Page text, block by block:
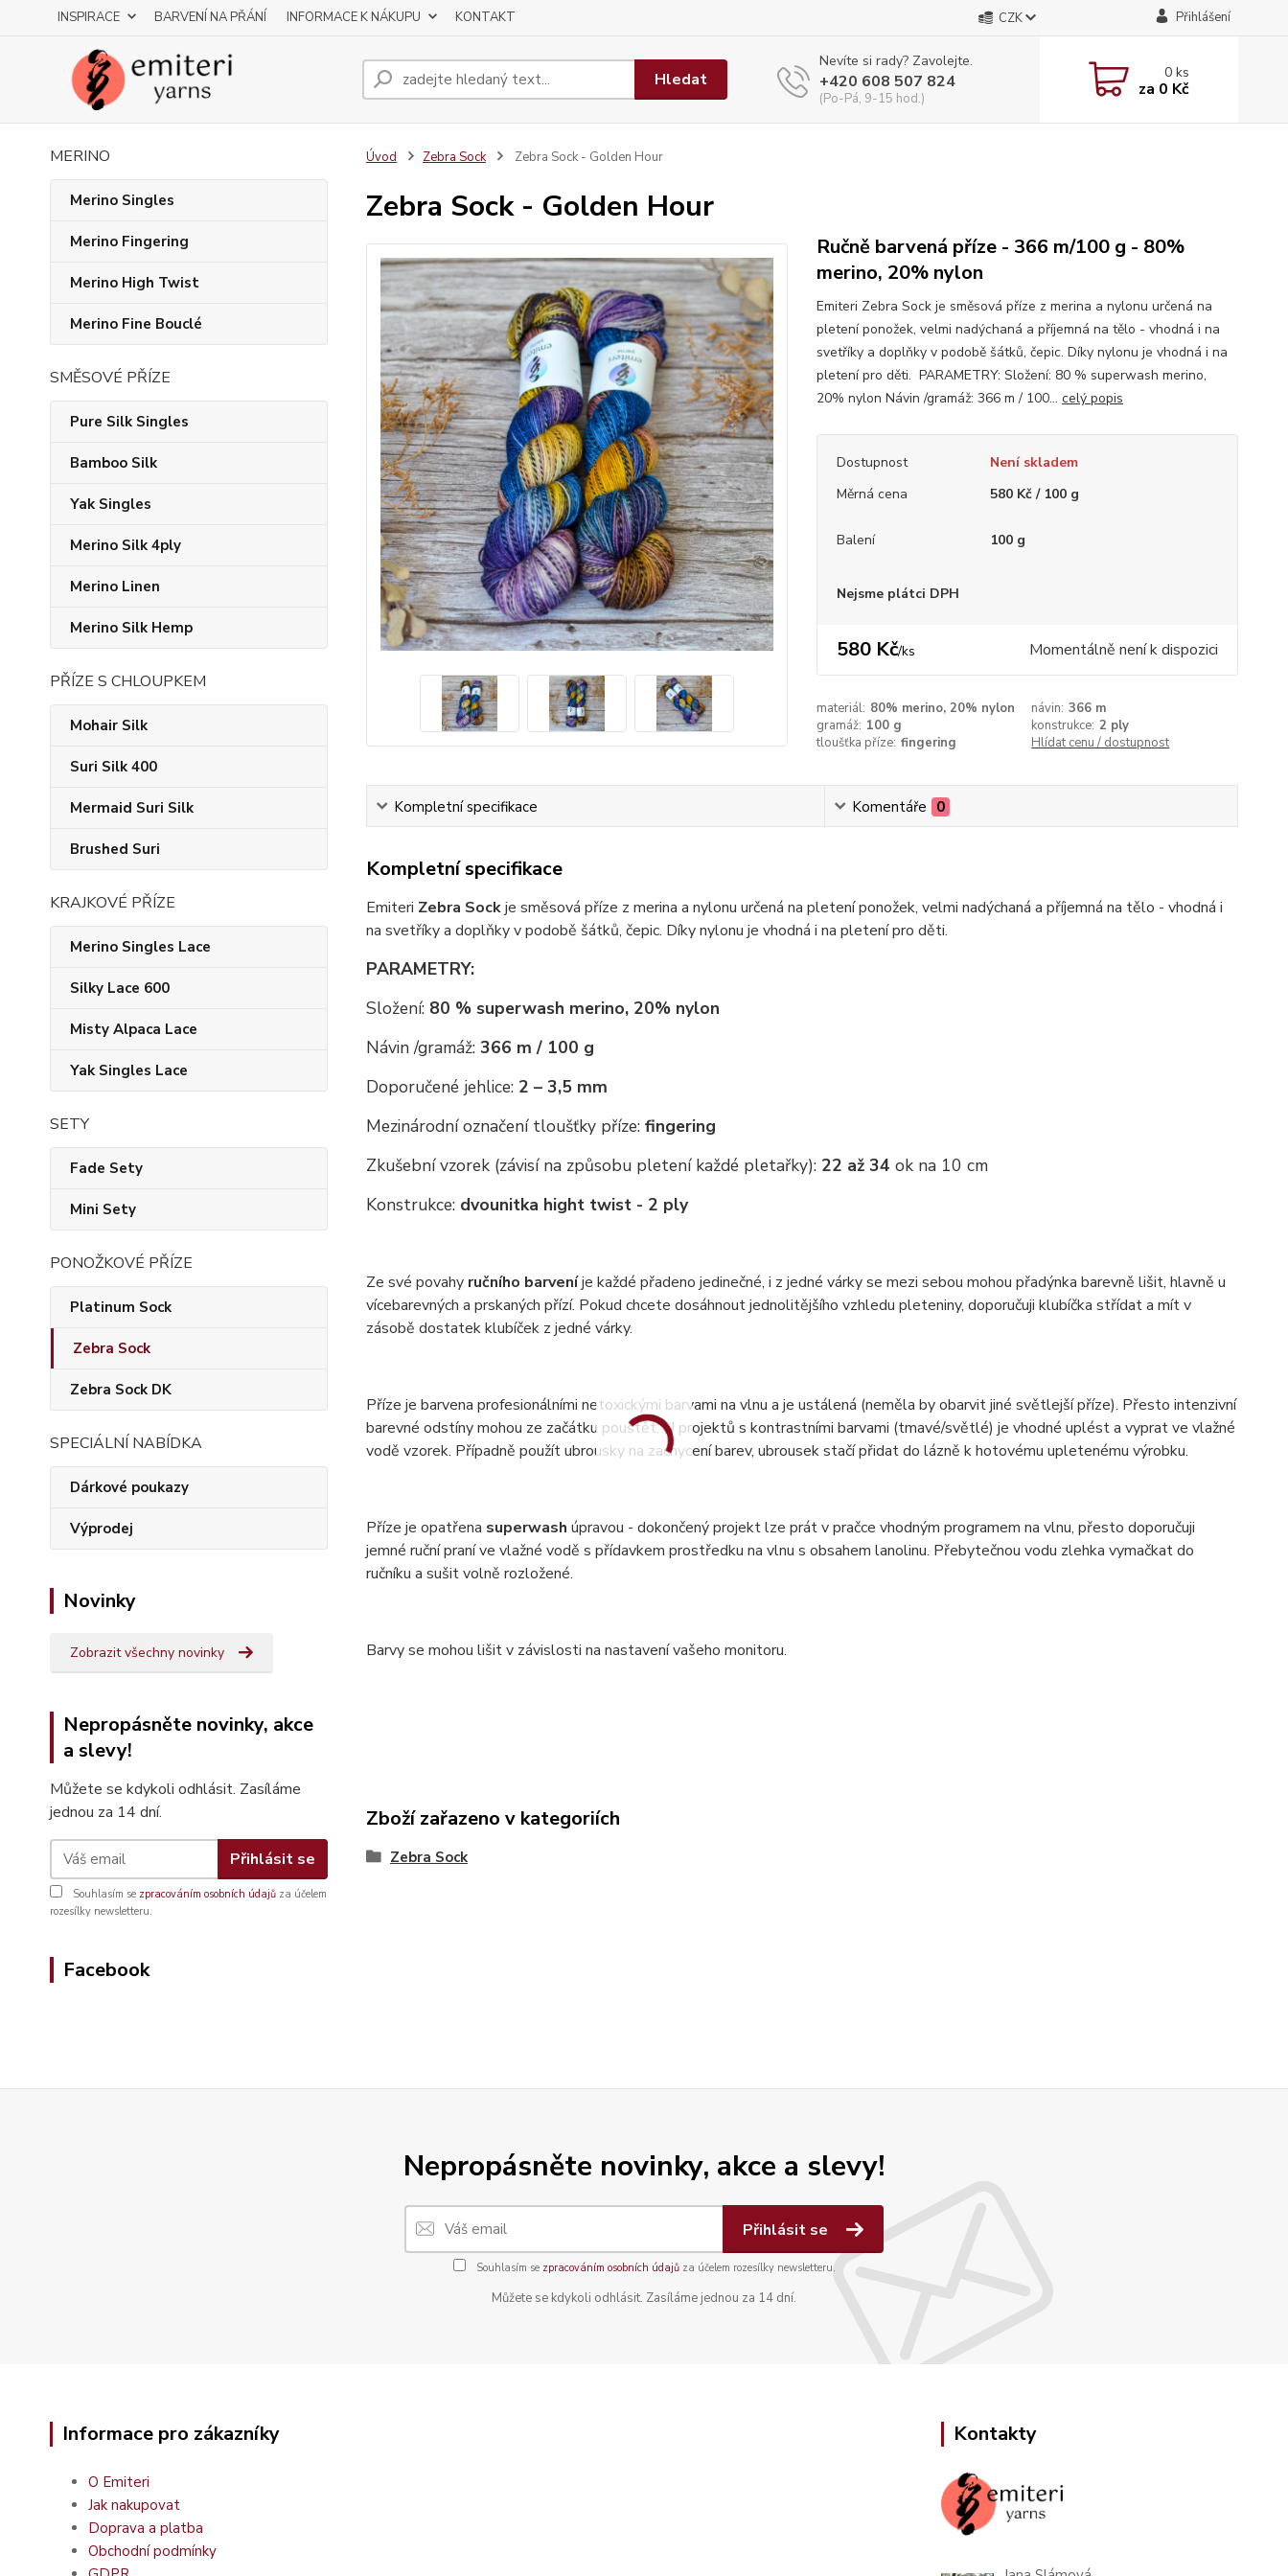
INSPIRACE BARVENÍ NA PŘÁNÍ INFORMACE K NÁKUPU KONTAKT CZK Přihlášení
Hledat
Nevíte si rady? Zavolejte.
+420 608 507 824
(Po-Pá, 9-15 hod.)
0ks
za 0 Kč
MERINO
Merino Singles
Merino Fingering
Merino High Twist
Merino Fine Bouclé
SMĚSOVÉ PŘÍZE
Pure Silk Singles
Bamboo Silk
Yak Singles
Merino Silk 4ply
Merino Linen
Merino Silk Hemp
PŘÍZE S CHLOUPKEM
Mohair Silk
Suri Silk 400
Mermaid Suri Silk
Brushed Suri
KRAJKOVÉ PŘÍZE
Merino Singles Lace
Silky Lace 600
Misty Alpaca Lace
Yak Singles Lace
SETY
Fade Sety
Mini Sety
PONOŽKOVÉ PŘÍZE
Platinum Sock
Zebra Sock
Zebra Sock DK
SPECIÁLNÍ NABÍDKA
Dárkové poukazy
Výprodej
Novinky
Zobrazit všechny novinky
Nepropásněte novinky, akce
a slevy!
Můžete se kdykoli odhlásit. Zasíláme
jednou za 14 dní.
Přihlásit se
Souhlasím se zpracováním osobních údajů za účelem
rozesílky newsletteru.
Facebook
Úvod Zebra Sock Zebra Sock - Golden Hour
Zebra Sock - Golden Hour
Ručně barvená příze - 366 m/100 g - 80%
merino, 20% nylon
Emiteri Zebra Sock je směsová příze z merina a nylonu určená na
pletení ponožek, velmi nadýchaná a příjemná na tělo - vhodná i na
svetříky a doplňky v podobě šátků, čepic. Díky nylonu je vhodná i na
pletení pro děti. PARAMETRY: Složení: 80 % superwash merino,
20% nylon Návin /gramáž: 366 m / 100... celý popis
Dostupnost
Není skladem
Měrná cena
580 Kč / 100 g
Balení 100 g
Nejsme plátci DPH
580 Kč/ks Momentálně není k dispozici
materiál: 80% merino, 20% nylon návin: 366 m
gramáž: 100 g konstrukce: 2 ply
tloušťka příze: fingering Hlídat cenu / dostupnost
Kompletní specifikace Komentáře 0
Kompletní specifikace
Emiteri Zebra Sockje směsová příze z merina a nylonu určená na pletení ponožek, velmi nadýchaná a příjemná na tělo - vhodná i
na svetříky a doplňky v podobě šátků, čepic. Díky nylonu je vhodná i na pletení pro děti.
PARAMETRY:
Složení: 80 % superwash merino, 20% nylon
Návin /gramáž:366 m / 100 g
Doporučené jehlice: 2 – 3,5 mm
Mezinárodní označení tloušťky příze: fingering
Zkušební vzorek (závisí na způsobu pletení každé pletařky): 22 až 34 ok na 10 cm
Konstrukce: dvounitka hight twist - 2 ply
Ze své povahyručního barveníje každé přadeno jedinečné, i z jedné várky se mezi sebou mohou přadýnka barevně lišit, hlavně u
vícebarevných a prskaných přízí. Pokud chcete dosáhnout jednolitějšího vzhledu pleteniny, doporučuji klubíčka střídat a mít v
zásobě dostatek klubíček z jedné várky.
Příze je barvena profesionálními netoxickými barvami na vlnu a je ustálená (neměla by obarvit jiné světlejší příze). Přesto intenzivní
barevné odstíny mohou ze začátku pouštět. U projektů s kontrastními barvami (tmavé/světlé) je vhodné uplést a vyprat ve vlažné
vodě vzorek. Případně použít ubrousky na zachycení barev, ubrousek stačí přidat do lázně k hotovému upletenému výrobku.
Příze je opatřena superwash úpravou - dokončený projekt lze prát v pračce vhodným programem na vlnu, přesto doporučuji
jemné ruční praní ve vlažné vodě s přídavkem prostředku na vlnu s obsahem lanolinu. Přebytečnou vodu zlehka vymačkat do
ručníku a sušit volně rozložené.
Barvy se mohou lišit v závislosti na nastavení vašeho monitoru.
Zboží zařazeno v kategoriích
Zebra Sock
Nepropásněte novinky, akce a slevy!
Přihlásit se
Souhlasím se zpracováním osobních údajůza účelem rozesílky newsletteru.
Můžete se kdykoli odhlásit. Zasíláme jednou za 14 dní.
Informace pro zákazníky
O Emiteri
Jak nakupovat
Doprava a platba
Obchodní podmínky
Kontakty